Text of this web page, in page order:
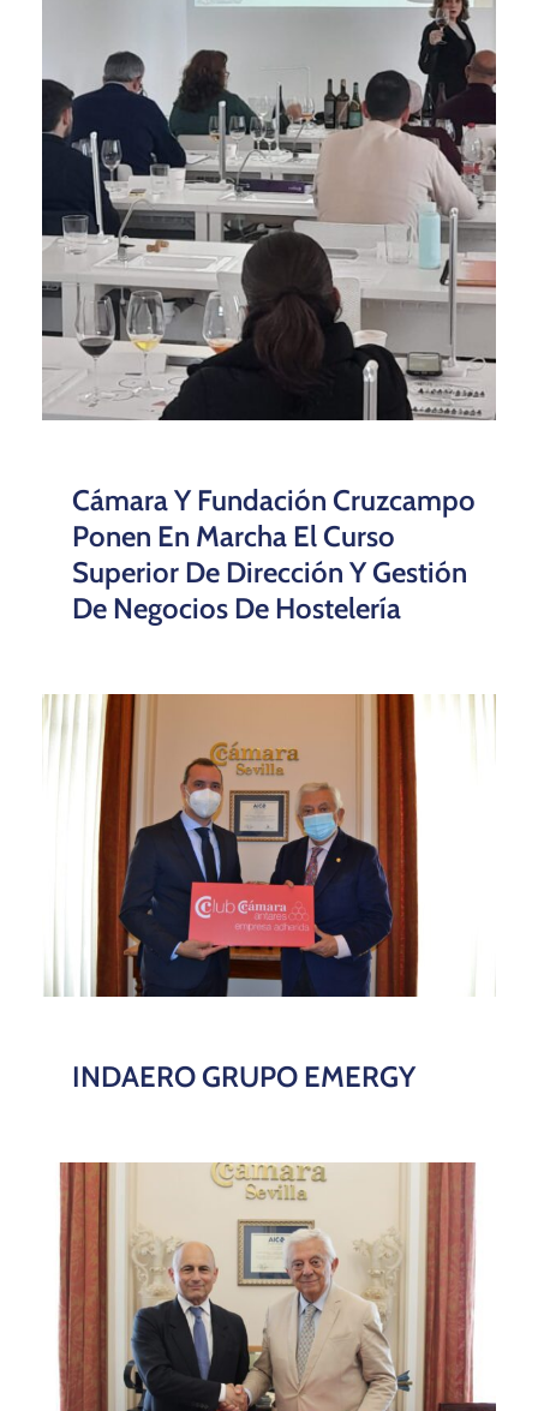
Cámara Y Fundación Cruzcampo
Ponen En Marcha El Curso
Superior De Dirección Y Gestión
De Negocios De Hostelería
INDAERO GRUPO EMERGY